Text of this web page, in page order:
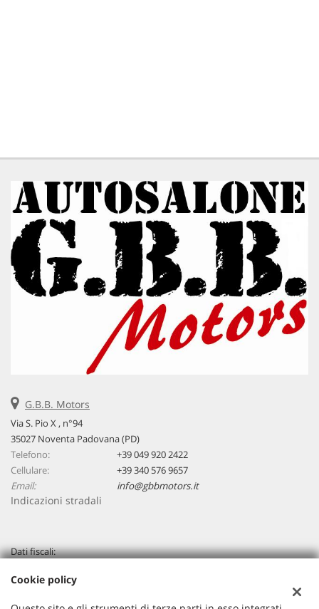
G.B.B. Motors
Via S. Pio X , n°94
35027 Noventa Padovana (PD)
Telefono:
+39 049 920 2422
Cellulare:
+39 340 576 9657
Email:
info@gbbmotors.it
Indicazioni stradali
Dati fiscali:
Via Venezia, 94 - Loc. Capriccio - Vigonza (PD)
Cookie policy